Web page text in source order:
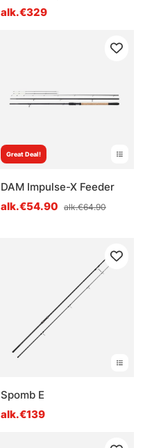
alk.€329
Great Deal!
DAM Impulse-X Feeder
alk.€54.90 alk.€64.90
Spomb E
alk.€139